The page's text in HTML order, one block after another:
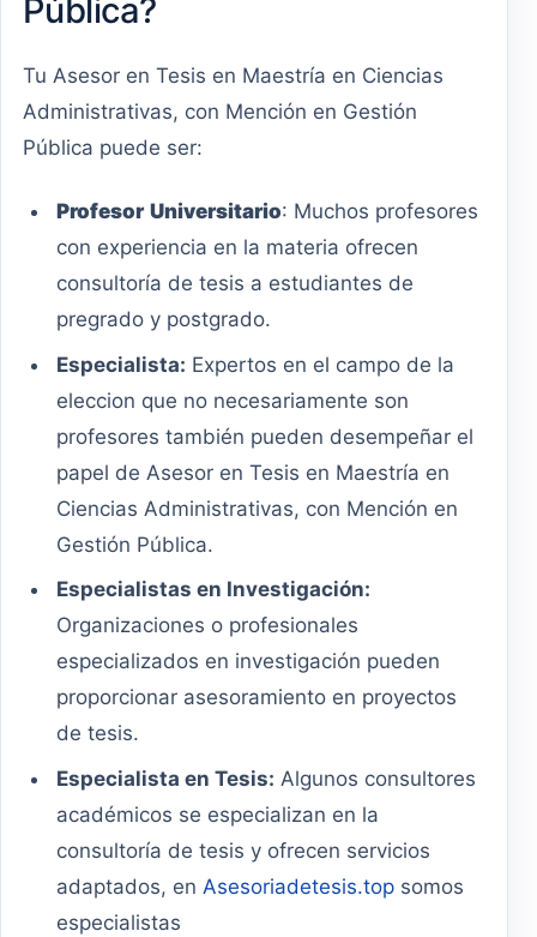
Pública?
Tu Asesor en Tesis en Maestría en Ciencias
Administrativas, con Mención en Gestión
Pública puede ser:
Profesor Universitario: Muchos profesores
con experiencia en la materia ofrecen
consultoría de tesis a estudiantes de
pregrado y postgrado.
Especialista: Expertos en el campo de la
eleccion que no necesariamente son
profesores también pueden desempeñar el
papel de Asesor en Tesis en Maestría en
Ciencias Administrativas, con Mención en
Gestión Pública.
Especialistas en Investigación:
Organizaciones o profesionales
especializados en investigación pueden
proporcionar asesoramiento en proyectos
de tesis.
Especialista en Tesis: Algunos consultores
académicos se especializan en la
consultoría de tesis y ofrecen servicios
adaptados, enAsesoriadetesis.top somos
especialistas